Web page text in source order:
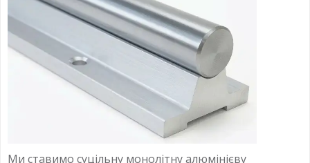
Ми ставимо суцільну монолітну алюмінієву